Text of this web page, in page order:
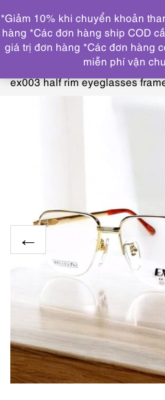
Trang chủ KÍNH MẮT
4518-Kính mắt nam/
ex003 half rim eyeglasses
*Giảm 10% khi chuyển khoản
hàng *Các đơn hàng ship COD
giá trị đơn hàng *Các đơn hàng
miễn phí vận